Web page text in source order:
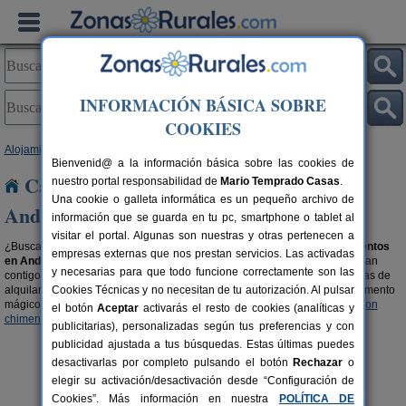
Alojamientos
Casas rurales que admiten animales en
Andalucía
¿Buscas casas rurales que admiten animales? Aquí encontrarásalojamientos
en Andalucía que aceptan mascotas , son parte de la familia y por ello, van
contigo de vacaciones. También tienen derecho de disfrutar de las ventajas de
alquilar una casa rural y de los encantos del entorno. ¿Te imaginas el momento
mágico con tu mascota al lado de la chimena?, encuentra casas rurales con
chimenea en Andalucía
y filtra por las que admitan animales.
INFORMACIÓN BÁSICA SOBRE
COOKIES
Bienvenid@ a la información básica sobre las cookies de
nuestro portal responsabilidad de Mario Temprado Casas.
Una cookie o galleta informática es un pequeño archivo de
información que se guarda en tu pc, smartphone o tablet al
visitar el portal. Algunas son nuestras y otras pertenecen a
empresas externas que nos prestan servicios. Las activadas
y necesarias para que todo funcione correctamente son las
Cookies Técnicas y no necesitan de tu autorización. Al pulsar
el botónAceptar activarás el resto de cookies (analíticas y
publicitarias), personalizadas según tus preferencias y con
publicidad ajustada a tus búsquedas. Estas últimas puedes
desactivarlas por completo pulsando el botón Rechazar o
elegir su activación/desactivación desde “Configuración de
Cookies”. Más información en nuestra
POLÍTICA DE